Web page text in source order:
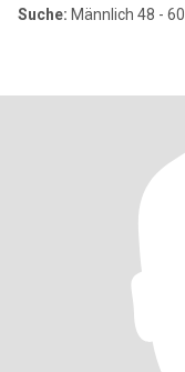
Suche: Männlich 48 - 60